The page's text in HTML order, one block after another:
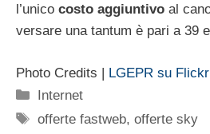
l’unico costo aggiuntivo al
versare una tantum è pari a 39
Photo Credits | LGEPR su Flickr
Categorie
Internet
Tag
offerte fastweb,offerte sky